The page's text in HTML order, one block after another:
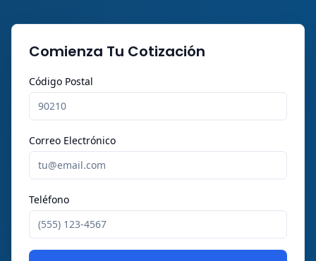
Comienza Tu Cotización
Código Postal
Correo Electrónico
Teléfono